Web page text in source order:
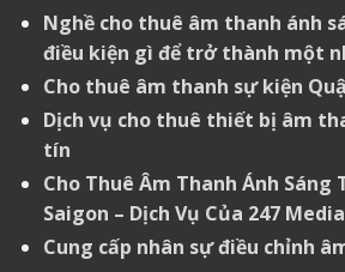
Nghề cho thuê âm thanh ánh
điều kiện gì để trở thành một
Cho thuê âm thanh sự kiện
Dịch vụ cho thuê thiết bị âm
tín
Cho Thuê Âm Thanh Ánh
Saigon – Dịch Vụ Của 247 Media
Cung cấp nhân sự điều chỉnh